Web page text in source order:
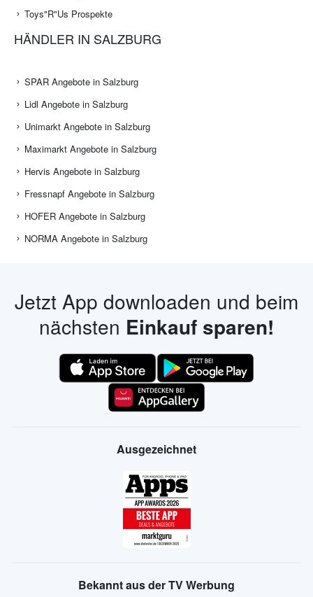
Toys"R"Us Prospekte
HÄNDLER IN SALZBURG
SPAR Angebote in Salzburg
Lidl Angebote in Salzburg
Unimarkt Angebote in Salzburg
Maximarkt Angebote in Salzburg
Hervis Angebote in Salzburg
Fressnapf Angebote in Salzburg
HOFER Angebote in Salzburg
NORMA Angebote in Salzburg
Jetzt App downloaden und beim
nächsten Einkauf sparen!
Ausgezeichnet
Bekannt aus der TV Werbung